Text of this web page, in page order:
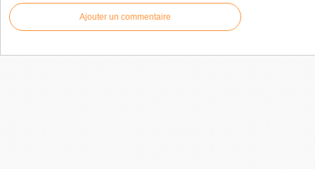
Ajouter un commentaire